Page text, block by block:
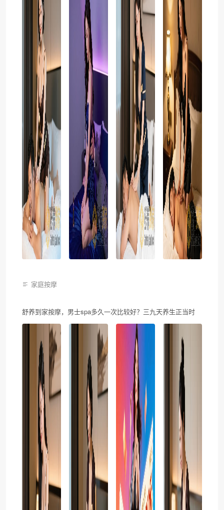
家庭按摩
舒养到家按摩，男士spa多久一次比较好？三九天养生正当时